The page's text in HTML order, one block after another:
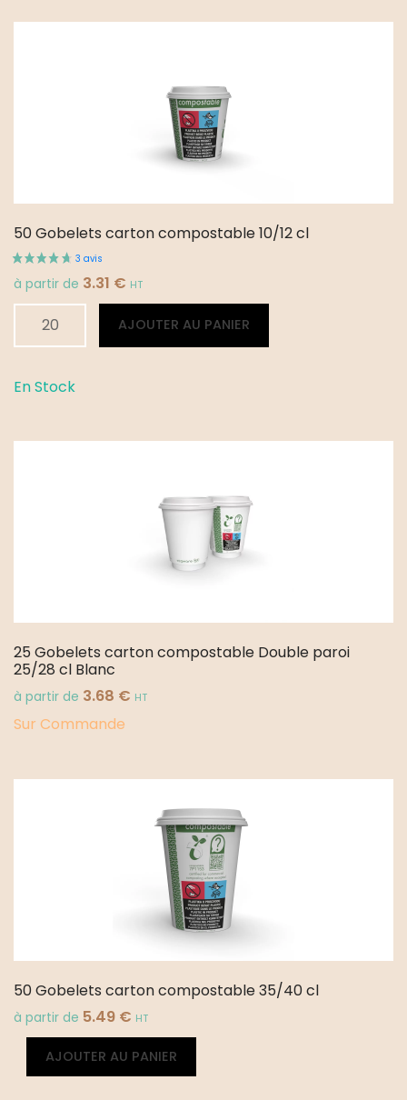
50 Gobelets carton compostable 10/12 cl
à partir de 3.31 € HT
quantité
Gobelets
10/12
AJOUTER AU PANIER
En Stock
25 Gobelets carton compostable Double paroi
25/28 cl Blanc
à partir de 3.68 € HT
Sur Commande
50 Gobelets carton compostable 35/40 cl
à partir de 5.49 € HT
quantitéAJOUTER AU PANIER
Alternative: